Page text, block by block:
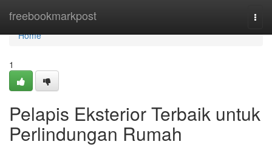
freebookmarkpost
Home
Home
1
Pelapis Eksterior Terbaik untuk
Perlindungan Rumah